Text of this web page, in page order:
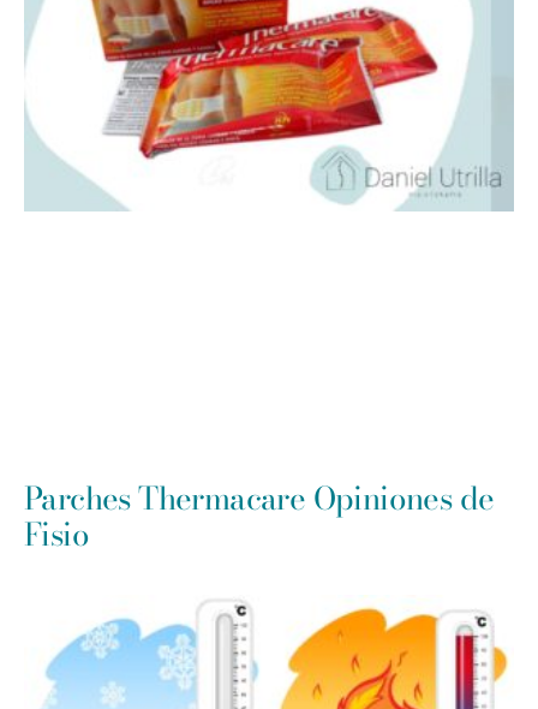
Parches Thermacare Opiniones de
Fisio